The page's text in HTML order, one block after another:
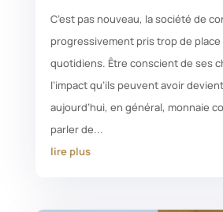
C’est pas nouveau, la société de
progressivement pris trop de place
quotidiens. Être conscient de ses
l’impact qu’ils peuvent avoir
aujourd’hui, en général, monnaie
parler de...
lire plus